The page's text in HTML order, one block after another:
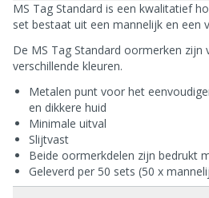
MS Tag Standard is een kwalitatief
set bestaat uit een mannelijk en een
De MS Tag Standard oormerken zijn
verschillende kleuren.
Metalen punt voor het
en dikkere huid
Minimale uitval
Slijtvast
Beide oormerkdelen zijn bedrukt
Geleverd per 50 sets (50 x